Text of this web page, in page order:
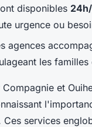
disponibles
urgence ou
agences
les
et
services